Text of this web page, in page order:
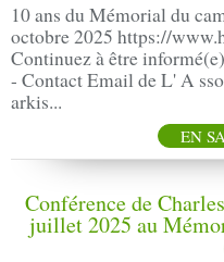
10 ans du Mémorial du
octobre 2025 https://
Continuez à être
- Contact Email de L' A
arkis...
EN
Conférence de
juillet 2025 au